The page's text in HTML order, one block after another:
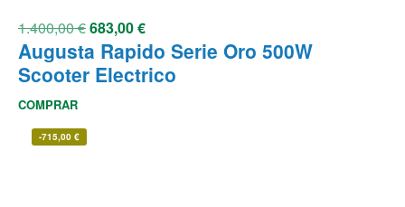
1.400,00€683,00€
Augusta Rapido Serie Oro 500W
Scooter Electrico
COMPRAR
-715,00 €